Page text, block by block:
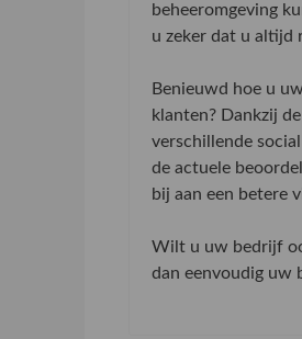
beheeromgeving
u zeker dat u altijd
Benieuwd hoe u
klanten? Dankzij
verschillende
de actuele
bij aan een betere
Wilt u uw bedrijf
dan eenvoudig uw